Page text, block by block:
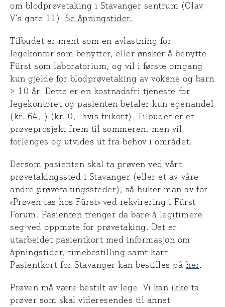
om blodprøvetaking i Stavanger sentrum (Olav
V’s gate 11). Se åpningstider.
Tilbudet er ment som en avlastning for
legekontor som benytter, eller ønsker å benytte
Fürst som laboratorium, og vil i første omgang
kun gjelde for blodprøvetaking av voksne og barn
> 10 år. Dette er en kostnadsfri tjeneste for
legekontoret og pasienten betaler kun egenandel
(kr. 64,-) (kr. 0,- hvis frikort). Tilbudet er et
prøveprosjekt frem til sommeren, men vil
forlenges og utvides ut fra behov i området.
Dersom pasienten skal ta prøven ved vårt
prøvetakingssted i Stavanger (eller et av våre
andre prøvetakingssteder), så huker man av for
«Prøven tas hos Fürst» ved rekvirering i Fürst
Forum. Pasienten trenger da bare å legitimere
seg ved oppmøte for prøvetaking. Det er
utarbeidet pasientkort med informasjon om
åpningstider, timebestilling samt kart.
Pasientkort for Stavanger kan bestilles påher.
Prøven må være bestilt av lege. Vi kan ikke ta
prøver som skal videresendes til annet